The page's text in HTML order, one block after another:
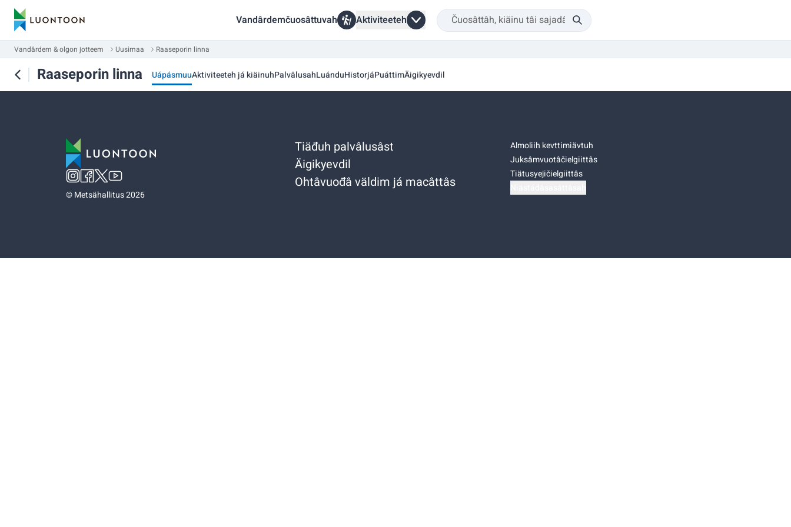
Vandârdemčuosâttuvah Aktiviteeteh
Vandârdem & olgon jotteem Uusimaa Raaseporin linna
Raaseporin linna UápásmuuAktiviteeteh já kiäinuhPalvâlusahLuánduHistorjáPuáttimÄigikyevdil
©Metsähallitus 2026
Tiäđuh palvâlusâst
Äigikyevdil
Ohtâvuođâ väldim já macâttâs
Almoliih kevttimiävtuh
Juksâmvuotâčielgiittâs
Tiätusyejičielgiittâs